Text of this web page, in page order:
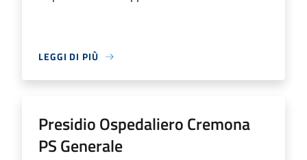
LEGGI DI PIÙ
Presidio Ospedaliero Cremona
PS Generale